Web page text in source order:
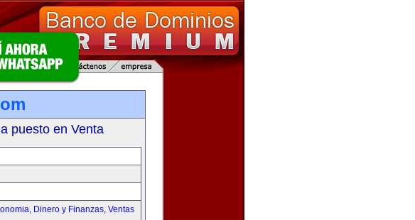
puesto en Venta
Dinero y Finanzas, Ventas